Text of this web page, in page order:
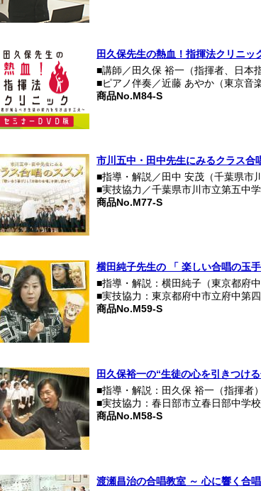
田久保先生の熱血！指揮法クリニッ
■講師／田久保 裕一（指揮者、日本
■ピアノ伴奏／近藤 あやか（東京音
商品No.M84-S
市川五中・田中先生にみるクラス合
■指導・解説／田中 安茂（千葉県市
■実技協力／千葉県市川市立第五中
商品No.M77-S
横田純子先生の 「 楽しい合唱の玉手
■指導・解説：横田純子（東京都府
■実技協力：東京都府中市立府中第
商品No.M59-S
田久保裕一の“生徒の心を引きつけ
■指導・解説：田久保 裕一（指揮者）
■実技協力：春日部市立春日部中学
商品No.M58-S
渡瀬昌治の合唱教室 ～ 心に響く合